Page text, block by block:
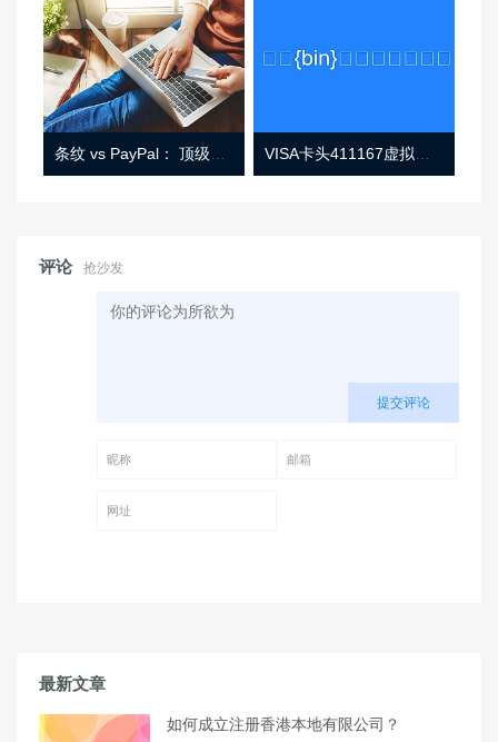
条纹 vs PayPal： 顶级功能， 定价 （和更多！ VISA卡头411167虚拟卡基础信息
评论 抢沙发
提交评论
最新文章
如何成立注册香港本地有限公司？